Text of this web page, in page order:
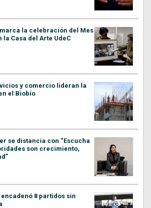
la celebración del Mes
la Casa del Arte UdeC
y comercio lideran la
el Biobío
se distancia con “Escucha
son crecimiento,
8 partidos sin